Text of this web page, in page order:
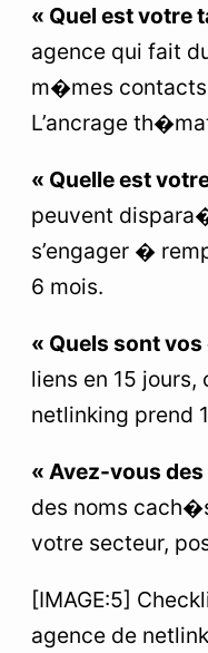
« Quel est votre
agence qui fait
m�mes
L’ancrage
« Quelle est
peuvent
s’engager �
6 mois.
« Quels sont
liens en 15 jours,
netlinking prend
« Avez-vous
des noms
votre secteur,
[IMAGE:5]
agence de